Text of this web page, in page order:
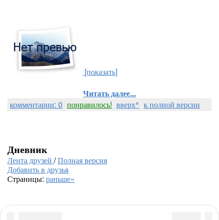
[показать]
Читать далее...
комментарии: 0 понравилось! вверх^ к полной версии
Дневник
Лента друзей /Полная версия
Добавить в друзья
Страницы: раньше»